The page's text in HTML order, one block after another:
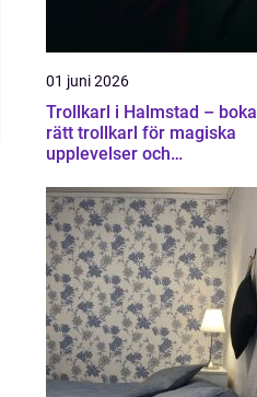
01 juni 2026
Trollkarl i Halmstad – boka
rätt trollkarl för magiska
upplevelser och